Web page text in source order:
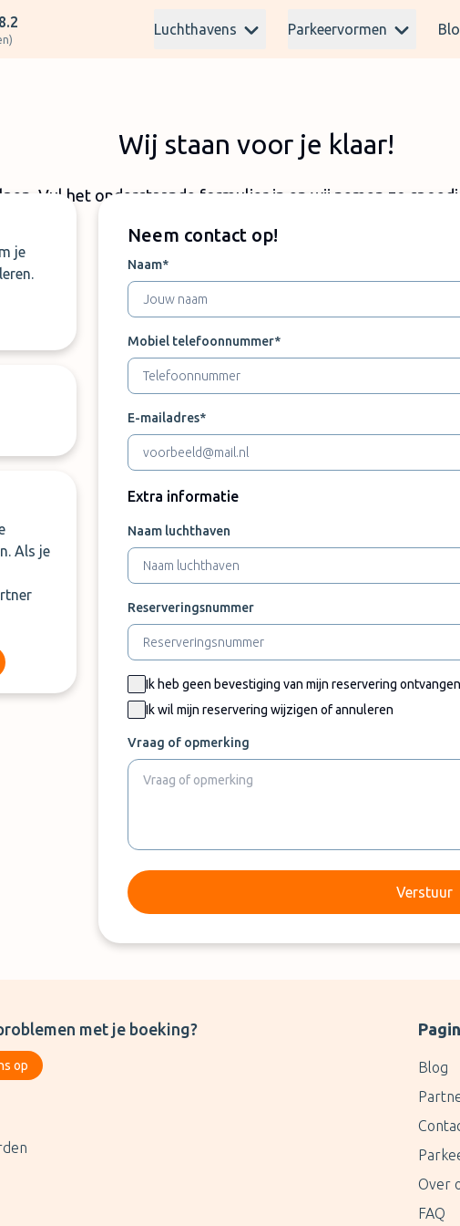
8.2
)
Luchthavens Parkeervormen
Wij staan voor je klaar!
Vul het onderstaande formulier in en wij nemen zo
je
Als je
Neem contact op!
Naam*
Mobiel telefoonnummer*
E-mailadres*
Extra informatie
Naam luchthaven
Reserveringsnummer
Ik heb geen bevestiging van mijn reservering ontvangen
Ik wil mijn reservering wijzigen of annuleren
Vraag of opmerking
Verstuur
met je boeking?
op
Blog
Over
FAQ